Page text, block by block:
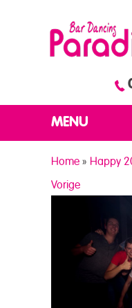
MENU
Home » Happy
Vorige